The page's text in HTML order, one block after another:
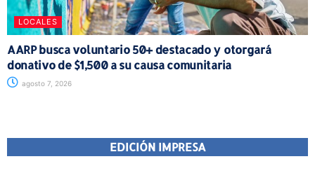
LOCALES
AARP busca voluntario 50+ destacado y otorgará
donativo de $1,500 a su causa comunitaria
agosto 7, 2026
EDICIÓN IMPRESA